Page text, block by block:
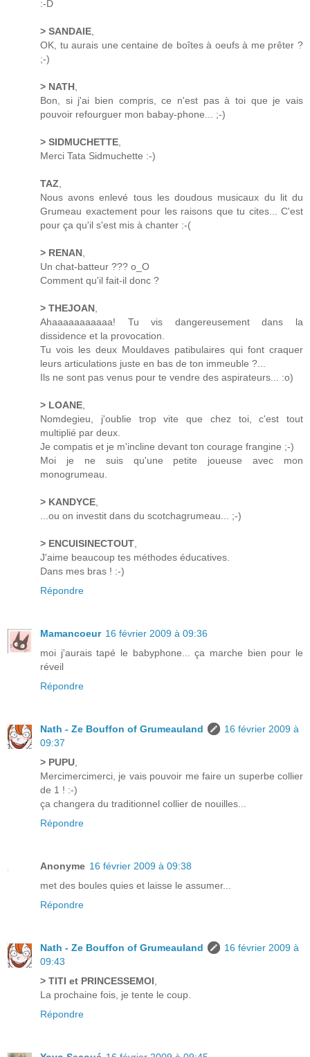
:-D
> SANDAIE,
OK, tu aurais une centaine de boîtes à oeufs à me prêter ?
;-)
> NATH,
Bon, si j'ai bien compris, ce n'est pas à toi que je vais
pouvoir refourguer mon babay-phone... ;-)
> SIDMUCHETTE,
Merci Tata Sidmuchette :-)
TAZ,
Nous avons enlevé tous les doudous musicaux du lit du
Grumeau exactement pour les raisons que tu cites... C'est
pour ça qu'il s'est mis à chanter :-(
> RENAN,
Un chat-batteur ??? o_O
Comment qu'il fait-il donc ?
> THEJOAN,
Ahaaaaaaaaaaa! Tu vis dangereusement dans la
dissidence et la provocation.
Tu vois les deux Mouldaves patibulaires qui font craquer
leurs articulations juste en bas de ton immeuble ?...
Ils ne sont pas venus pour te vendre des aspirateurs... :o)
> LOANE,
Nomdegieu, j'oublie trop vite que chez toi, c'est tout
multiplié par deux.
Je compatis et je m'incline devant ton courage frangine ;-)
Moi je ne suis qu'une petite joueuse avec mon
monogrumeau.
> KANDYCE,
...ou on investit dans du scotchagrumeau... ;-)
> ENCUISINECTOUT,
J'aime beaucoup tes méthodes éducatives.
Dans mes bras ! :-)
Répondre
Mamancoeur 16 février 2009 à 09:36
moi j'aurais tapé le babyphone... ça marche bien pour le
réveil
Répondre
Nath - Ze Bouffon of Grumeauland
16 février 2009 à
09:37
> PUPU,
Mercimercimerci, je vais pouvoir me faire un superbe collier
de 1 ! :-)
ça changera du traditionnel collier de nouilles...
Répondre
Anonyme 16 février 2009 à 09:38
met des boules quies et laisse le assumer...
Répondre
Nath - Ze Bouffon of Grumeauland
16 février 2009 à
09:43
> TITI et PRINCESSEMOI,
La prochaine fois, je tente le coup.
Répondre